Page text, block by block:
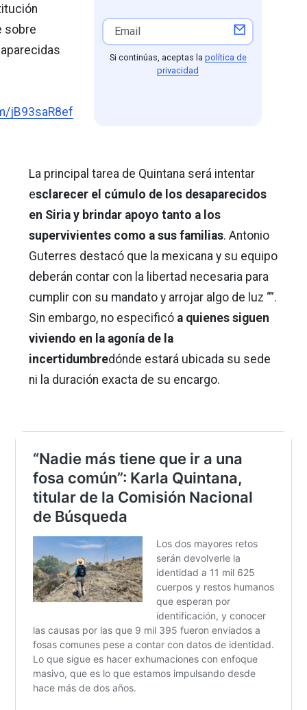
sobre
jB93saR8ef
Si continúas, aceptas la política de
privacidad
La principal tarea de Quintana será intentar
esclarecer el cúmulo de los desaparecidos
en Siria y brindar apoyo tanto a los
supervivientes como a sus familias. Antonio
Guterres destacó que la mexicana y su equipo
deberán contar con la libertad necesaria para
cumplir con su mandato y arrojar algo de luz “”.
Sin embargo, no especificó a quienes siguen
viviendo en la agonía de la
incertidumbredónde estará ubicada su sede
ni la duración exacta de su encargo.